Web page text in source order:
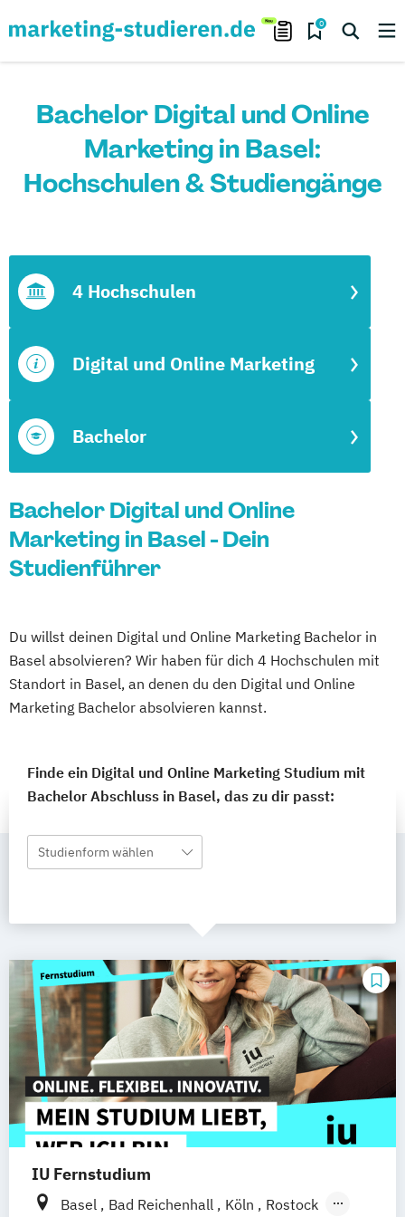
0
Bachelor Digital und Online
Marketing in Basel:
Hochschulen & Studiengänge
Bachelor
Digital und Online Marketing
4 Hochschulen
Bachelor Digital und Online
Marketing in Basel - Dein
Studienführer
Du willst deinen Digital und Online Marketing Bachelor in
Basel absolvieren? Wir haben für dich 4 Hochschulen mit
Standort in Basel, an denen du den Digital und Online
Marketing Bachelor absolvieren kannst.
Finde ein Digital und Online Marketing Studium mit
Bachelor Abschluss in Basel, das zu dir passt:
Studienform wählen
IU Fernstudium
Basel Bad Reichenhall Köln
Rostock